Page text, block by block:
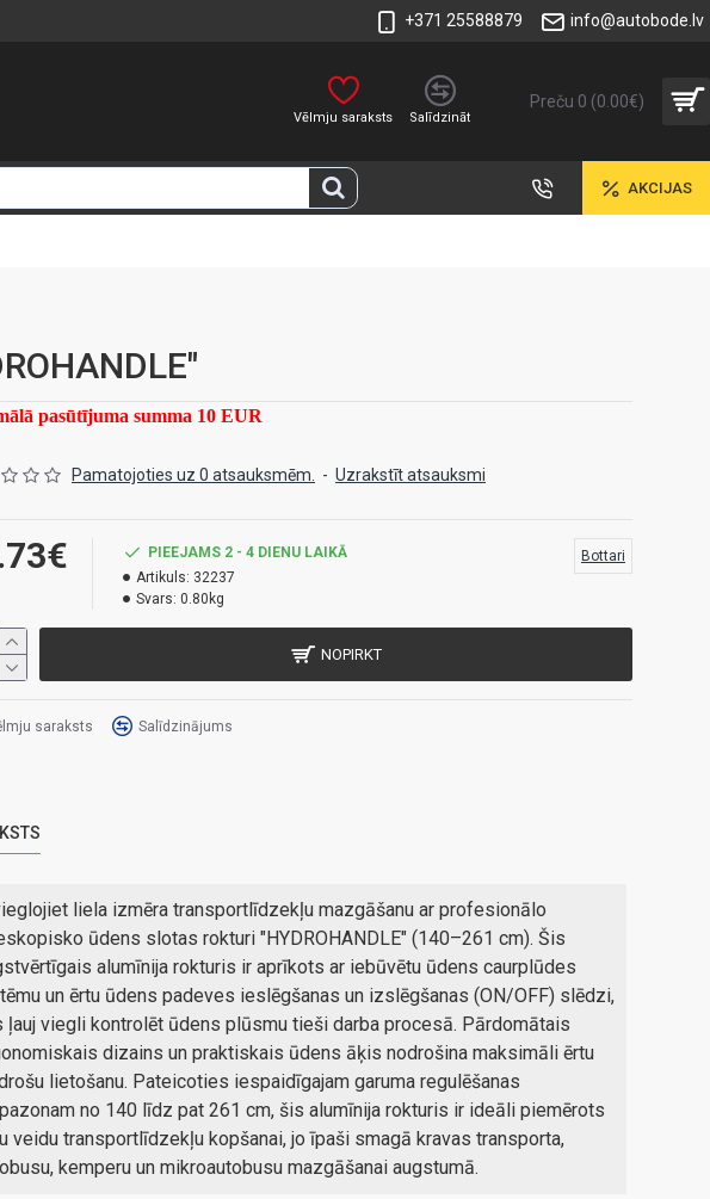
+371 25588879 info@autobode.lv
Vēlmju saraksts Salīdzināt
Preču 0 (0.00€)
AKCIJAS
pasūtījuma summa 10 EUR
Pamatojoties uz 0 atsauksmēm. - Uzrakstīt atsauksmi
PIEEJAMS 2 - 4 DIENU LAIKĀ
Artikuls: 32237
Svars: 0.80kg
Bottari
NOPIRKT
saraksts Salīdzinājums
liela izmēra transportlīdzekļu mazgāšanu ar profesionālo
ūdens slotas rokturi "HYDROHANDLE" (140–261 cm). Šis
alumīnija rokturis ir aprīkots ar iebūvētu ūdens caurplūdes
un ērtu ūdens padeves ieslēgšanas un izslēgšanas (ON/OFF) slēdzi,
ļauj viegli kontrolēt ūdens plūsmu tieši darba procesā. Pārdomātais
dizains un praktiskais ūdens āķis nodrošina maksimāli ērtu
lietošanu. Pateicoties iespaidīgajam garuma regulēšanas
no 140 līdz pat 261 cm, šis alumīnija rokturis ir ideāli piemērots
veidu transportlīdzekļu kopšanai, jo īpaši smagā kravas transporta,
kemperu un mikroautobusu mazgāšanai augstumā.